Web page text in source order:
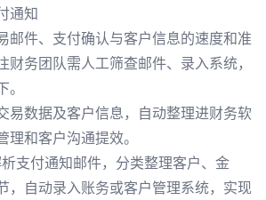
通知
邮件、支付确认与客户信息的速度和准
财务团队需人工筛查邮件、录入系统，
易数据及客户信息，自动整理进财务软
和客户沟通提效。
支付通知邮件，分类整理客户、金
，自动录入账务或客户管理系统，实现